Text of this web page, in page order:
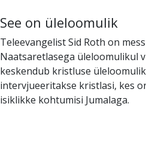
See on üleloomulik
Teleevangelist Sid Roth on
Naatsaretlasega üleloomulikul
keskendub kristluse
intervjueeritakse kristlasi, kes
isiklikke kohtumisi Jumalaga.